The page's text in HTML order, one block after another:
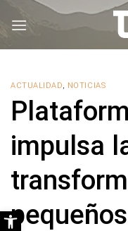
ACTUALIDAD, NOTICIAS
impulsa
Abrir barra de herramientas